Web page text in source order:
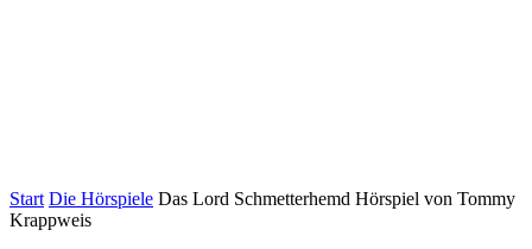
Start Die Hörspiele Das Lord Schmetterhemd Hörspiel von Tommy
Krappweis